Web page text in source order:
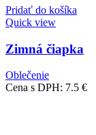
Pridať do košíka
Quick view
Zimná čiapka
Oblečenie
Cena s DPH: 7.5 €